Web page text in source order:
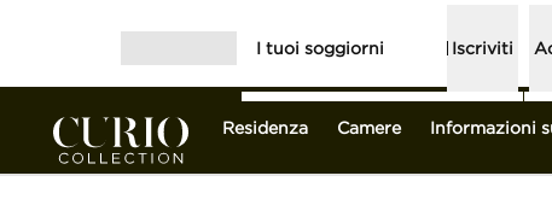
I tuoi soggiorni Iscriviti
Residenza Camere Informazioni